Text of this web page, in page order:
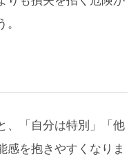
、「自分は特別」「他
感を抱きやすくなりま